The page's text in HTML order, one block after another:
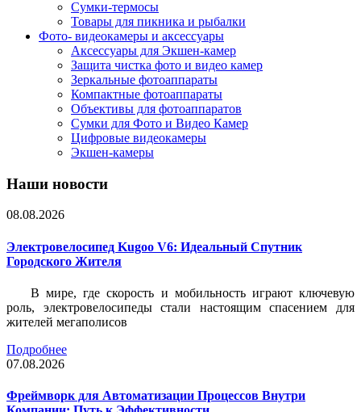
Сумки-термосы
Товары для пикника и рыбалки
Фото- видеокамеры и аксессуары
Аксессуары для Экшен-камер
Защита чистка фото и видео камер
Зеркальные фотоаппараты
Компактные фотоаппараты
Объективы для фотоаппаратов
Сумки для Фото и Видео Камер
Цифровые видеокамеры
Экшен-камеры
Наши новости
08.08.2026
Электровелосипед Kugoo V6: Идеальный Спутник
Городского Жителя
В мире, где скорость и мобильность играют ключевую
роль, электровелосипеды стали настоящим спасением для
жителей мегаполисов
Подробнее
07.08.2026
Фреймворк для Автоматизации Процессов Внутри